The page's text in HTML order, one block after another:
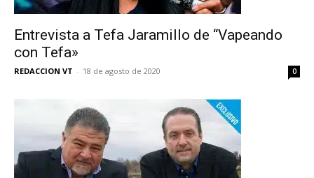
Entrevista a Tefa Jaramillo de “Vapeando
con Tefa»
REDACCION VT - 18 de agosto de 2020 0